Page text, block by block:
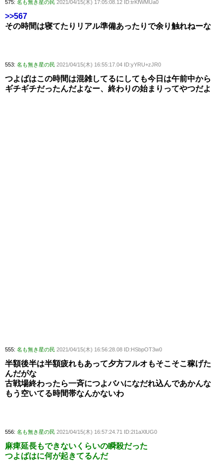
575: 名も無き星の民 2021/04/15(木) 17:05:08.12 ID:trKfWMUa0
>>567
その時間は寝てたりリアル準備あったりで余り触れねーな
553: 名も無き星の民 2021/04/15(木) 16:55:17.04 ID:yYRU+zJR0
つよばはこの時間は混雑してるにしても今日は午前中から
ギチギチだったんだよなー、終わりの始まりってやつだよ
555: 名も無き星の民 2021/04/15(木) 16:56:28.08 ID:HSbpOT3w0
半額後半は半額疲れもあって夕方フルオもそこそこ稼げた
んだがな
古戦場終わったら一斉につよバハになだれ込んであかんな
もう空いてる時間帯なんかないわ
556: 名も無き星の民 2021/04/15(木) 16:57:24.71 ID:2I1aXlUG0
麻痺延長もできないくらいの瞬殺だった
つよばはに何が起きてるんだ